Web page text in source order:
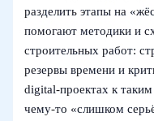
разделить этапы на
помогают методики и
строительных работ:
резервы времени и
digital‑проектах к
чему‑то «слишком